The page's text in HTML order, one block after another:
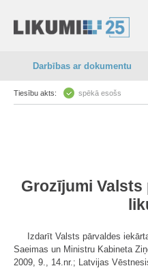
Darbības ar dokumentu
Tiesību akts: spēkā esošs
Grozījumi
Izdarīt Valsts pārvaldes
Saeimas un Ministru Kabineta
2009, 9., 14.nr.; Latvijas